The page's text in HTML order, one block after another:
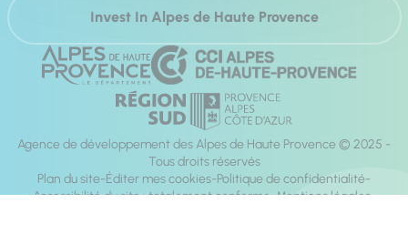
Invest In Alpes de Haute Provence
Agence de développement des Alpes de Haute Provence © 2025 -
Tous droits réservés
Plan du site Éditer mes cookies Politique de confidentialité
Accessibilité du site : totalement conforme Mentions légales